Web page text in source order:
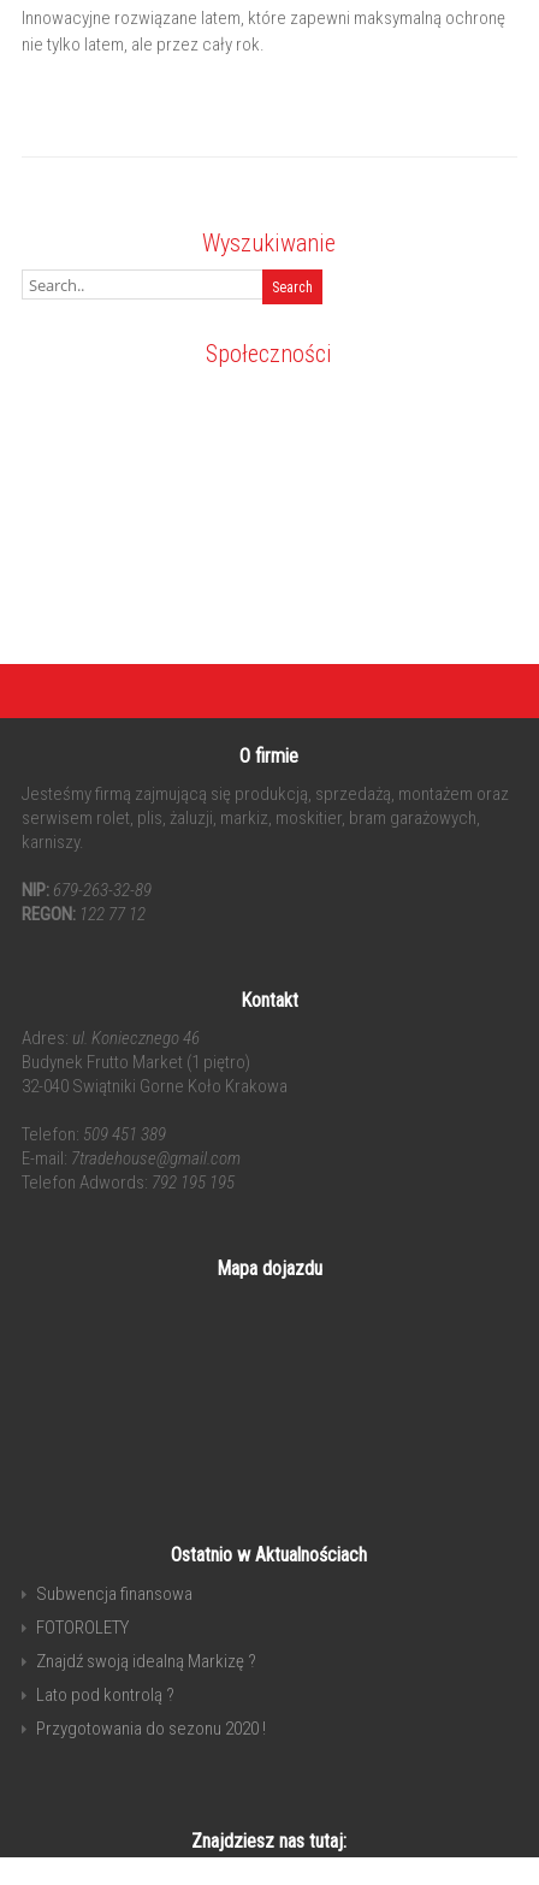
Innowacyjne rozwiązane latem, które zapewni maksymalną ochronę
nie tylko latem, ale przez cały rok.
Wyszukiwanie
Społeczności
O firmie
Jesteśmy firmą zajmującą się produkcją, sprzedażą, montażem oraz
serwisem rolet, plis, żaluzji, markiz, moskitier, bram garażowych,
karniszy.
NIP: 679-263-32-89
REGON: 122 77 12
Kontakt
Adres: ul. Koniecznego 46
Budynek Frutto Market (1 piętro)
32-040 Swiątniki Gorne Koło Krakowa
Telefon: 509 451 389
E-mail: 7tradehouse@gmail.com
Telefon Adwords: 792 195 195
Mapa dojazdu
Ostatnio w Aktualnościach
Subwencja finansowa
FOTOROLETY
Znajdź swoją idealną Markizę ?
Lato pod kontrolą ?
Przygotowania do sezonu 2020 !
Znajdziesz nas tutaj: